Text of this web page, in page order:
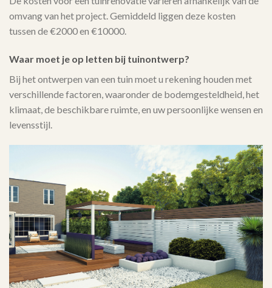
omvang van het project. Gemiddeld liggen deze kosten
tussen de €2000 en €10000.
Waar moet je op letten bij tuinontwerp?
Bij het ontwerpen van een tuin moet u rekening houden met
verschillende factoren, waaronder de bodemgesteldheid, het
klimaat, de beschikbare ruimte, en uw persoonlijke wensen en
levensstijl.